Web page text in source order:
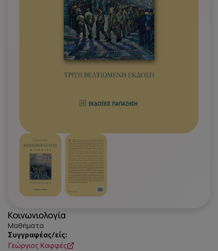
Κοινωνιολογία
Μαθήματα
Συγγραφέας/είς:
Γεώργιος Καφφές